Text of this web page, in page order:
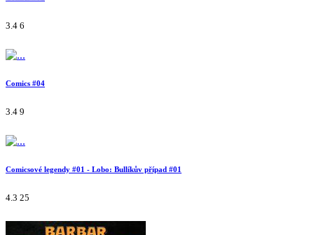
3.4 6
Comics #04
3.4 9
Comicsové legendy #01 - Lobo: Bullíkův případ #01
4.3 25